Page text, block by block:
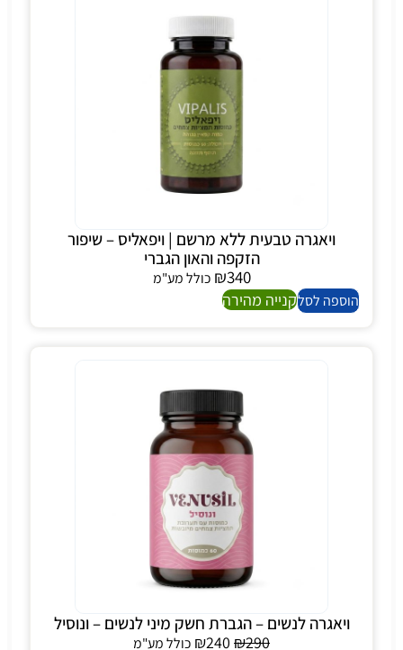
ויאגרה טבעית ללא מרשם | ויפאליס – שיפור
הזקפה והאון הגברי
₪340
כולל מע"מ
הוספה לסלקנייה מהירה
ויאגרה לנשים – הגברת חשק מיני לנשים – ונוסיל
₪290
₪240 כולל מע"מ